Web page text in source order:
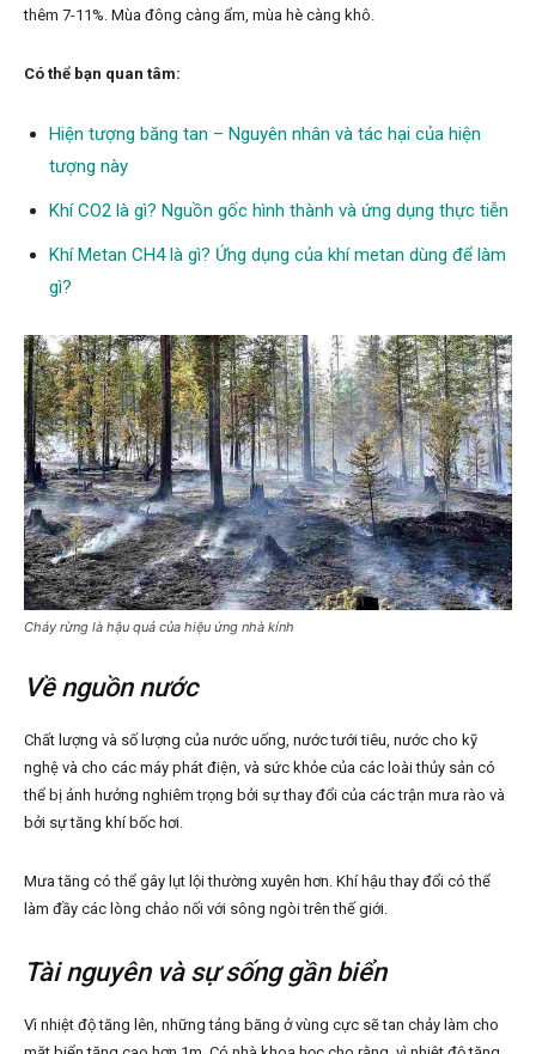
thêm 7-11%. Mùa đông càng ẩm, mùa hè càng khô.
Có thể bạn quan tâm:
Hiện tượng băng tan – Nguyên nhân và tác hại của hiện
tượng này
Khí CO2 là gì? Nguồn gốc hình thành và ứng dụng thực tiễn
Khí Metan CH4 là gì? Ứng dụng của khí metan dùng để làm
gì?
Cháy rừng là hậu quả của hiệu ứng nhà kính
Về nguồn nước
Chất lượng và số lượng của nước uống, nước tưới tiêu, nước cho kỹ
nghệ và cho các máy phát điện, và sức khỏe của các loài thủy sản có
thể bị ảnh hưởng nghiêm trọng bởi sự thay đổi của các trận mưa rào và
bởi sự tăng khí bốc hơi.
Mưa tăng có thể gây lụt lội thường xuyên hơn. Khí hậu thay đổi có thể
làm đầy các lòng chảo nối với sông ngòi trên thế giới.
Tài nguyên và sự sống gần biển
Vì nhiệt độ tăng lên, những tảng băng ở vùng cực sẽ tan chảy làm cho